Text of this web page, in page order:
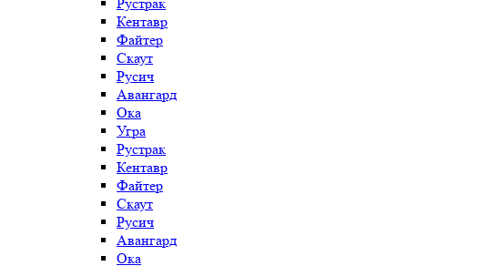
Кентавр
Файтер
Скаут
Русич
Авангард
Ока
Угра
Рустрак
Кентавр
Файтер
Скаут
Русич
Авангард
Ока